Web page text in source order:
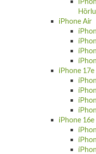
iPhone Air
iPhone 17e
iPhone 16e